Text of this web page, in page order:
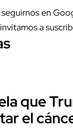
en
a
que
el